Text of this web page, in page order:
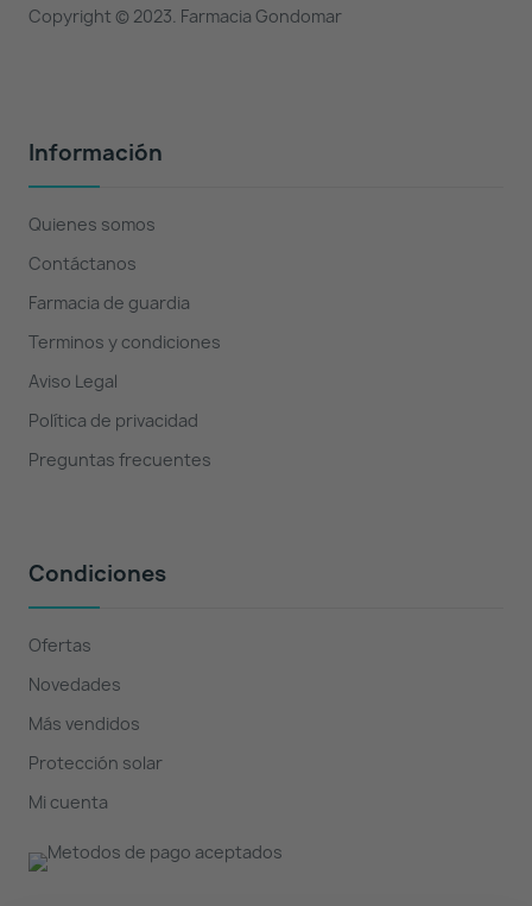
Copyright © 2023. Farmacia Gondomar
Información
Quienes somos
Contáctanos
Farmacia de guardia
Terminos y condiciones
Aviso Legal
Política de privacidad
Preguntas frecuentes
Condiciones
Ofertas
Novedades
Más vendidos
Protección solar
Mi cuenta